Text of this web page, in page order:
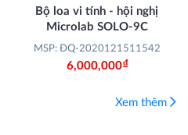
Bộ loa vi tính - hội nghị
Microlab SOLO-9C
MSP: ĐQ-2020121511542
6,000,000Đ
Xem thêm